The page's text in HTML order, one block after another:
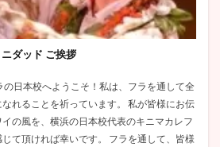
ダッド ご挨拶
日本校へようこそ！私は、フラを通して全
れることを祈っています。 私が皆様にお伝
の風を、横浜の日本校代表のキニマカレフ
て頂ければ幸いです。 フラを通して、皆様